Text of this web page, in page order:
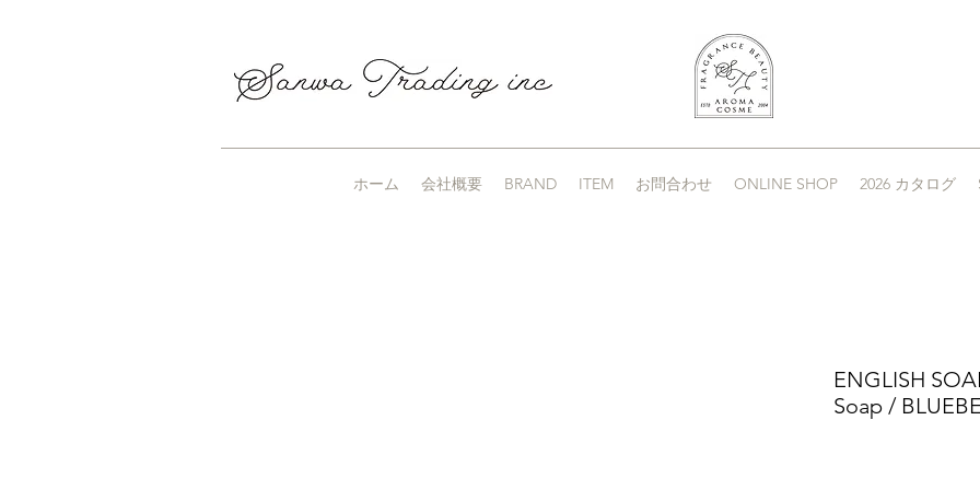
ホーム 会社概要 BRAND ITEM お問合わせ ONLINE SHOP 2026 カタログ
ENGLISH
Soap /